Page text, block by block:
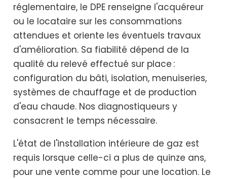
réglementaire, le DPE renseigne l'acquéreur
ou le locataire sur les consommations
attendues et oriente les éventuels travaux
d'amélioration. Sa fiabilité dépend de la
qualité du relevé effectué sur place :
configuration du bâti, isolation, menuiseries,
systèmes de chauffage et de production
d'eau chaude. Nos diagnostiqueurs y
consacrent le temps nécessaire.
L'état de l'installation intérieure de gaz est
requis lorsque celle-ci a plus de quinze ans,
pour une vente comme pour une location. Le